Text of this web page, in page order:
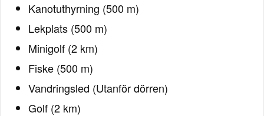
Kanotuthyrning (500 m)
Lekplats (500 m)
Minigolf (2 km)
Fiske (500 m)
Vandringsled (Utanför dörren)
Golf (2 km)